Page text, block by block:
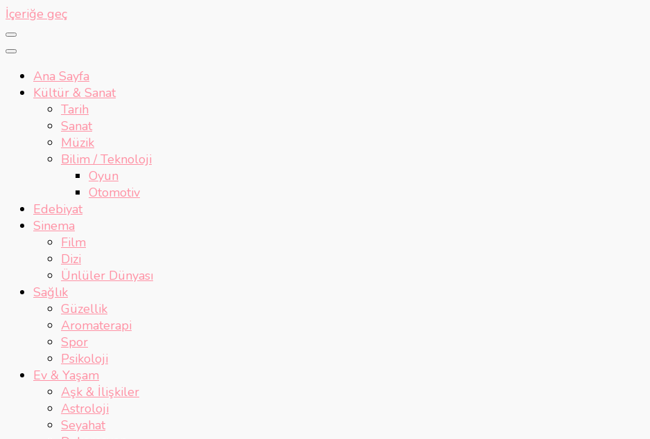
İçeriğe geç
Ana Sayfa
Kültür & Sanat
Tarih
Sanat
Müzik
Bilim / Teknoloji
Oyun
Otomotiv
Edebiyat
Sinema
Film
Dizi
Ünlüler Dünyası
Sağlık
Güzellik
Aromaterapi
Spor
Psikoloji
Ev & Yaşam
Aşk & İlişkiler
Astroloji
Seyahat